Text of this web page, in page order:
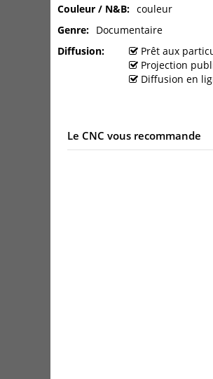
Couleur / N&B
couleur
Genre
Documentaire
Diffusion
Prêt aux
Projection
Diffusion en
Le CNC vous recommande